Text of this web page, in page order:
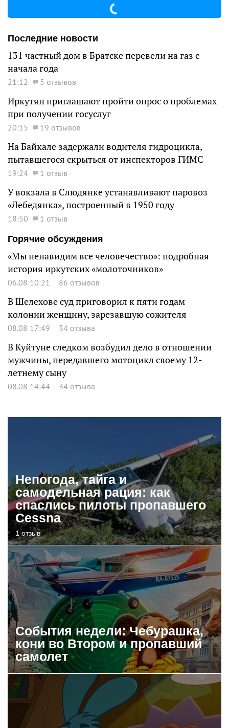
Последние новости
131 частный дом в Братске перевели на газ с
начала года
21:12 5 отзывов
Иркутян приглашают пройти опрос о проблемах
при получении госуслуг
20:15 19 отзывов
На Байкале задержали водителя гидроцикла,
пытавшегося скрыться от инспекторов ГИМС
19:24 1 отзыв
У вокзала в Слюдянке устанавливают паровоз
«Лебедянка», построенный в 1950 году
18:50
1 отзыв
Горячие обсуждения
«Мы ненавидим все человечество»: подробная
история иркутских «молоточников»
06.08 10:21 86 отзывов
В Шелехове суд приговорил к пяти годам
колонии женщину, зарезавшую сожителя
08.08 17:49 34 отзыва
В Куйтуне следком возбудил дело в отношении
мужчины, передавшего мотоцикл своему 12-
летнему сыну
08.08 14:44 34 отзыва
Непогода, тайга и
самодельная рация: как
спаслись пилоты пропавшего
Cessna
1 отзыв
События недели: Чебурашка,
кони во Втором и пропавший
самолет